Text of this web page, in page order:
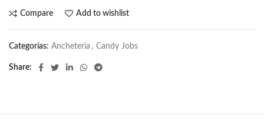
Compare Add to wishlist
Categorías: Ancheteria , Candy Jobs
Share